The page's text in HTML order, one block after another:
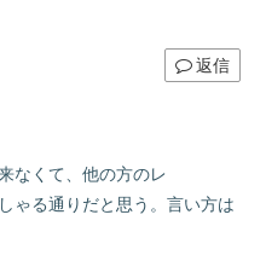
返信
なくて、他の方のレ
ゃる通りだと思う。言い方は